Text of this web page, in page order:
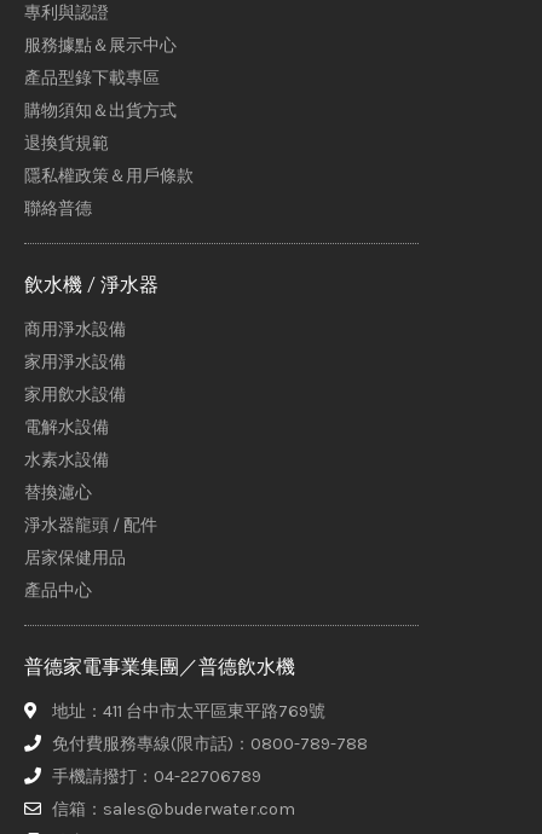
專利與認證
服務據點＆展示中心
產品型錄下載專區
購物須知＆出貨方式
退換貨規範
隱私權政策＆用戶條款
聯絡普德
飲水機 / 淨水器
商用淨水設備
家用淨水設備
家用飲水設備
電解水設備
水素水設備
替換濾心
淨水器龍頭 / 配件
居家保健用品
產品中心
普德家電事業集團／普德飲水機
地址：411 台中市太平區東平路769號
免付費服務專線(限市話)：0800-789-788
手機請撥打：04-22706789
信箱：sales@buderwater.com